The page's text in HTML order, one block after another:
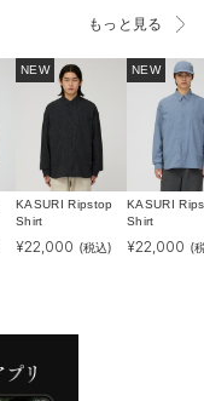
もっと見る
NEW
KASURI Ripstop
Shirt
¥22,000 (税込)
NEW
KASURI
Shirt
¥22,000 (